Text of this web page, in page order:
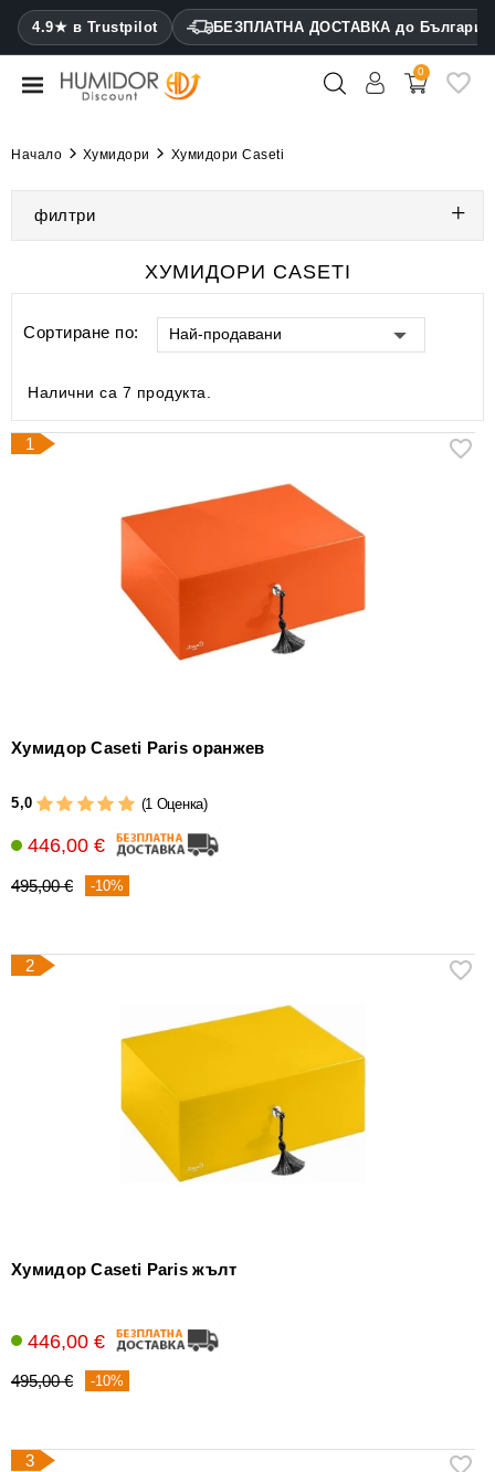
4.9★ в Trustpilot БЕЗПЛАТНА ДОСТАВКА до България
CATEGORY
Хумидори
Калъфи
за
0
Начало Хумидори Хумидори Caseti
филтри
ХУМИДОРИ CASETI
Сортиране по: Най-продавани
Налични са 7 продукта.
1
Хумидор Caseti Paris оранжев
5,0 (1 Оценка)
446,00 €
495,00 € -10%
2
Хумидор Caseti Paris жълт
446,00 €
495,00 € -10%
3